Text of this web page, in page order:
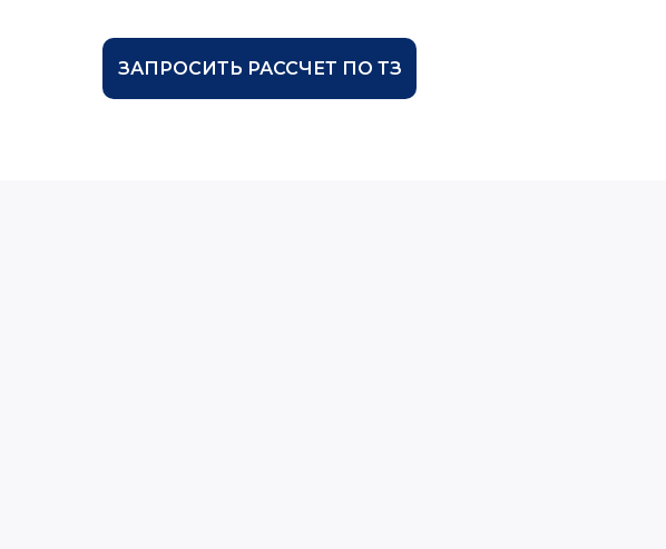
ЗАПРОСИТЬ РАССЧЕТ ПО ТЗ